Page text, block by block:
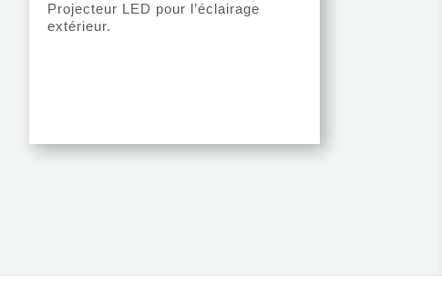
Projecteur LED pour l’éclairage
extérieur.